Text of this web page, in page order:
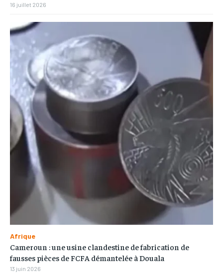
16 juillet 2026
Afrique
Cameroun : une usine clandestine de fabrication de
fausses pièces de FCFA démantelée à Douala
13 juin 2026